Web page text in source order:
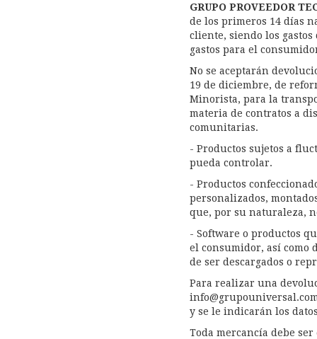
GRUPO PROVEEDOR
de los primeros 14 días
cliente, siendo los
gastos para el
No se aceptarán
19 de diciembre, de
Minorista, para la
materia de contratos a
comunitarias.
- Productos sujetos a
pueda controlar.
- Productos
personalizados,
que, por su naturaleza,
- Software o productos
el consumidor, así como
de ser descargados o
Para realizar una
y se le indicarán los
Toda mercancía debe